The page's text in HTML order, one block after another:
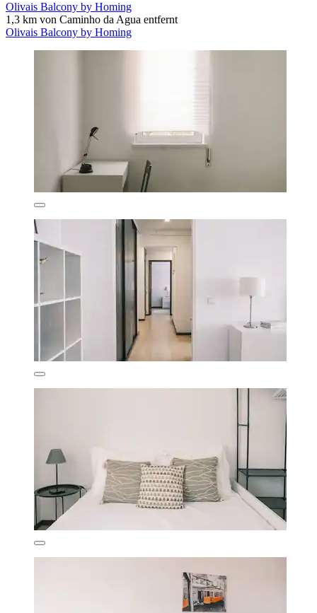
Olivais Balcony by Homing
1,3 km von Caminho da Agua entfernt
Olivais Balcony by Homing